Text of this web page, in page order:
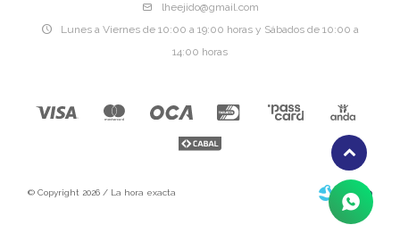
lheejido@gmail.com
Lunes a Viernes de 10:00 a 19:00 horas y Sábados de 10:00 a
14:00 horas
© Copyright 2026 / La hora exacta